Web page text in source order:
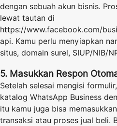
dengan sebuah akun bisnis.
lewat tautan di
https://www.facebook.com/
api. Kamu perlu menyiapkan
situs, domain surel, SIUP/NIB/
5. Masukkan Respon
Setelah selesai mengisi
katalog WhatsApp Business
itu kamu juga bisa
transaksi atau proses jual beli.